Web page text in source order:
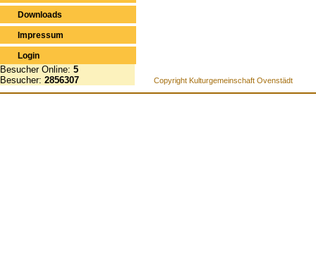
Downloads
Impressum
Login
Besucher Online: 5
Besucher: 2856307 Copyright Kulturgemeinschaft Ovenstädt